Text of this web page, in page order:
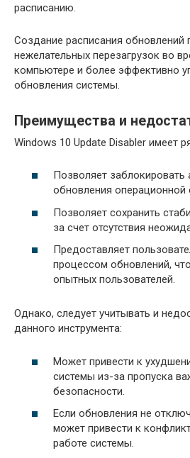
расписанию.
Создание расписания
нежелательных перезагрузок во
компьютере и более эффективно
обновления системы.
Преимущества и
Windows 10 Update Disabler имеет
Позволяет заблокировать
обновления операционной
Позволяет сохранить
за счет отсутствия
Предоставляет
процессом обновлений,
опытных пользователей.
Однако, следует учитывать и
данного инструмента:
Может привести к
системы из-за пропуска
безопасности.
Если обновления не
может привести к
работе системы.